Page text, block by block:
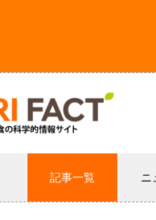
記事一覧 ニ